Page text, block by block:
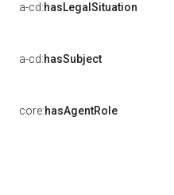
a-cd:hasLegalSituation
a-cd:hasSubject
core:hasAgentRole